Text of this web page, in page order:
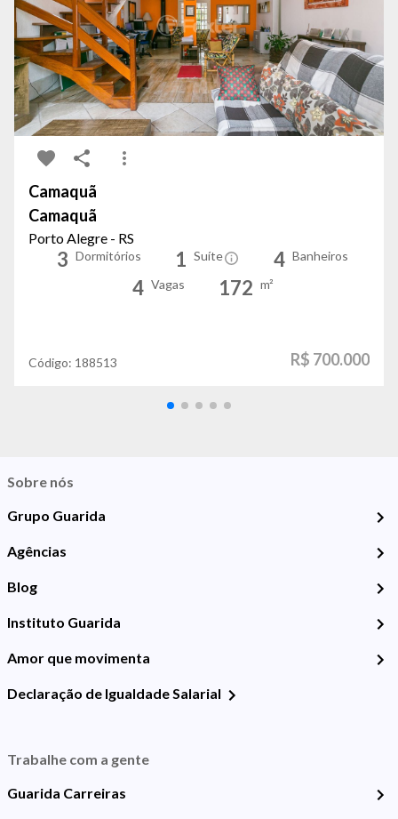
Camaquã
Camaquã
Porto Alegre - RS
3 Dormitórios 1 Suíte 4 Banheiros
4 Vagas 172 m²
Código: 188513 R$ 700.000
Sobre nós
Grupo Guarida
Agências
Blog
Instituto Guarida
Amor que movimenta
Declaração de Igualdade Salarial
Trabalhe com a gente
Guarida Carreiras